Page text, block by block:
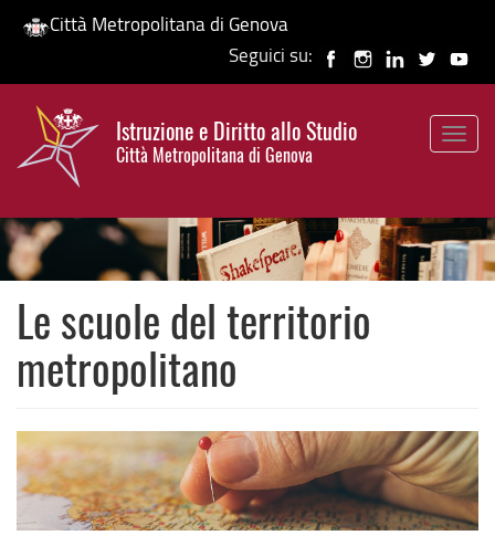
Salta
contenuto
principale
Città Metropolitana di Genova
Seguici su:
Istruzione e Diritto allo Studio
Città Metropolitana di Genova
HP banner
Le scuole del territorio
metropolitano